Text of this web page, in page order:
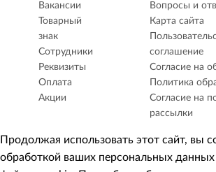
Вакансии
Товарный
знак
Сотрудники
Реквизиты
Оплата
Акции
Вопросы и
Карта сайта
соглашение
Согласие на
Политика
Согласие на
рассылки
Продолжая использовать этот сайт, вы
обработкой ваших персональных